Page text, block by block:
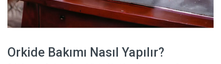
Orkide Bakımı Nasıl Yapılır?